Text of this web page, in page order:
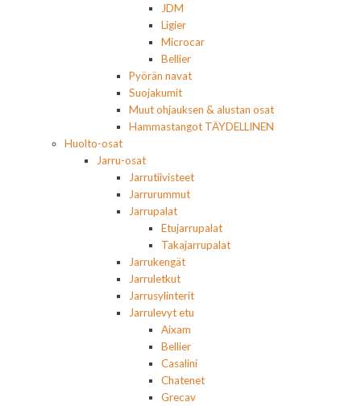
JDM
Ligier
Microcar
Bellier
Pyörän navat
Suojakumit
Muut ohjauksen & alustan osat
Hammastangot TÄYDELLINEN
Huolto-osat
Jarru-osat
Jarrutiivisteet
Jarrurummut
Jarrupalat
Etujarrupalat
Takajarrupalat
Jarrukengät
Jarruletkut
Jarrusylinterit
Jarrulevyt etu
Aixam
Bellier
Casalini
Chatenet
Grecav